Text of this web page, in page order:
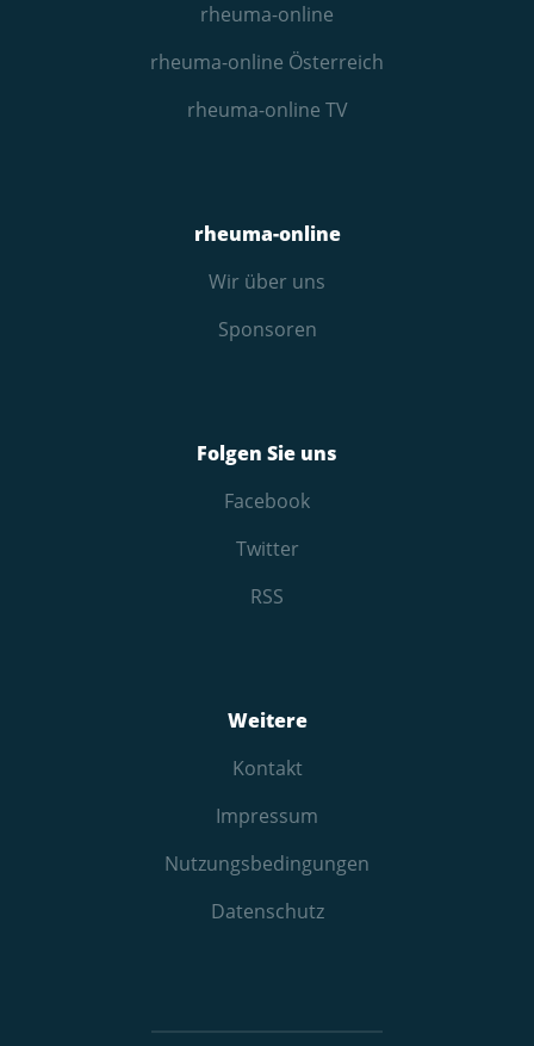
rheuma-online
rheuma-online Österreich
rheuma-online TV
rheuma-online
Wir über uns
Sponsoren
Folgen Sie uns
Facebook
Twitter
RSS
Weitere
Kontakt
Impressum
Nutzungs­bedingungen
Datenschutz